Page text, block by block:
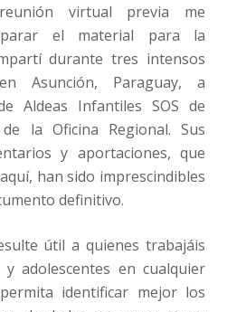
virtual previa me
el material para la
durante tres intensos
Asunción, Paraguay, a
Aldeas Infantiles SOS de
la Oficina Regional. Sus
y aportaciones, que
han sido imprescindibles
definitivo.
útil a quienes trabajáis
adolescentes en cualquier
identificar mejor los